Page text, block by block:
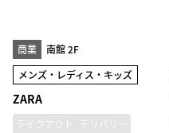
商業
南館 2F
メンズ・レディス・キッズ
ZARA
テイクアウト デリバリー